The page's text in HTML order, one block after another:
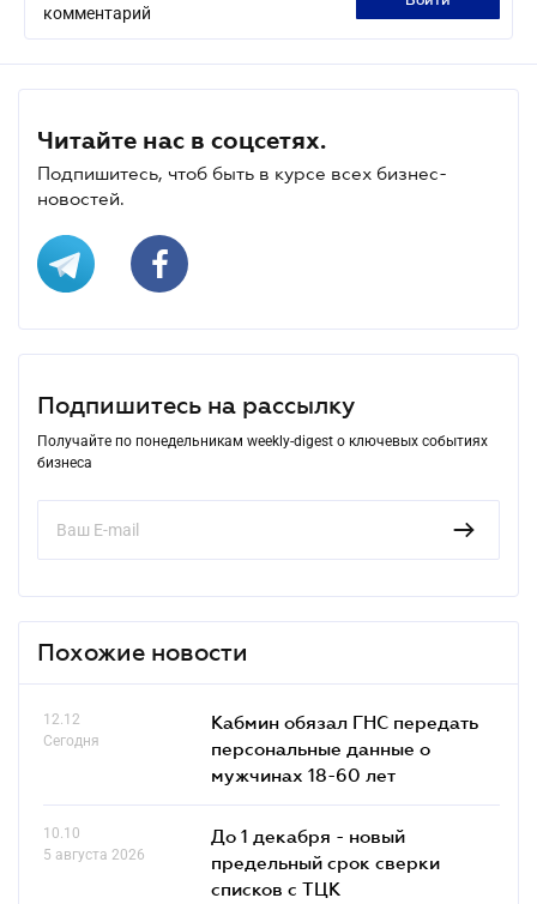
комментарий
Читайте нас в соцсетях.
Подпишитесь, чтоб быть в курсе всех бизнес-
новостей.
Подпишитесь на рассылку
Получайте по понедельникам weekly-digest о ключевых событиях
бизнеса
Похожие новости
12.12
Сегодня
Кабмин обязал ГНС передать
персональные данные о
мужчинах 18-60 лет
10.10
5 августа 2026
До 1 декабря - новый
предельный срок сверки
списков c ТЦК